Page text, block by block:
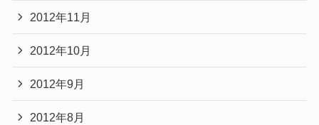
2012年11月
2012年10月
2012年9月
2012年8月